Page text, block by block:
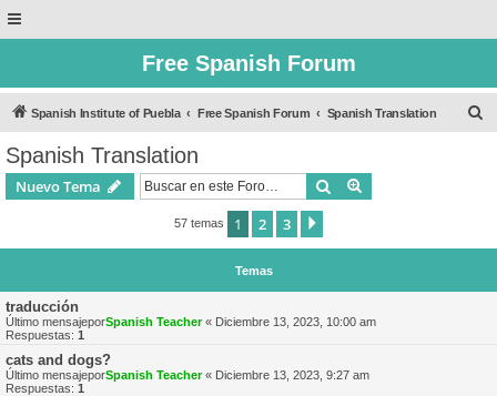
Free Spanish Forum
Spanish Institute of Puebla Free Spanish Forum Spanish Translation
Spanish Translation
Nuevo Tema Buscar
57 temas 1 2 3
Temas
traducción
Último mensajeporSpanish Teacher« Diciembre 13, 2023, 10:00 am
Respuestas: 1
cats and dogs?
Último mensajeporSpanish Teacher« Diciembre 13, 2023, 9:27 am
Respuestas: 1